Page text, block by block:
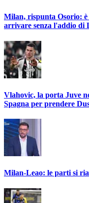
Milan, rispunta Osorio:
arrivare senza l'addio di
Vlahovic, la porta Juve
Spagna per prendere
Milan-Leao: le parti si